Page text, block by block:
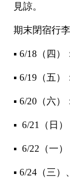
見諒。
期末閉宿行
▪ 6/18 （四）
▪ 6/19 （五）
▪ 6/20 （六）
▪ 6/21 （日）
▪ 6/22 （一）
▪ 6/24 （三）、